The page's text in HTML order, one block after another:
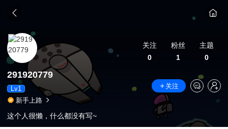
关注
0
粉丝
1
主题
0
291920779
Lv1
关注
新手上路
这个人很懒，什么都没有写~